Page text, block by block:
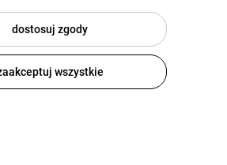
dostosuj zgody
wszystkie